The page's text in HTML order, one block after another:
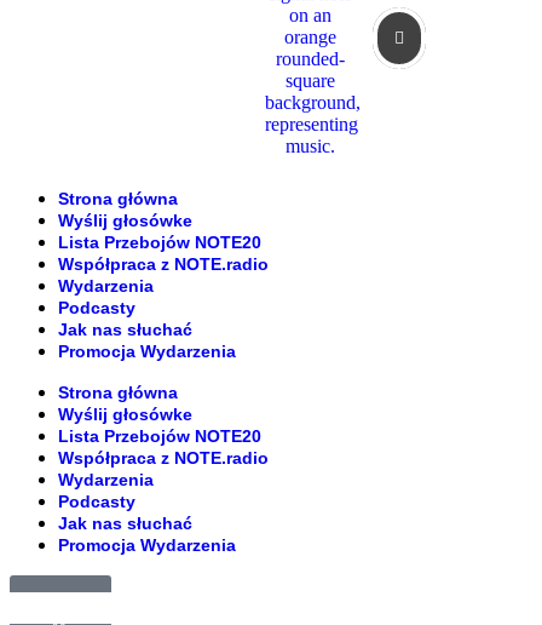
Strona główna
Wyślij głosówke
Lista Przebojów NOTE20
Współpraca z NOTE.radio
Wydarzenia
Podcasty
Jak nas słuchać
Promocja Wydarzenia
Strona główna
Wyślij głosówke
Lista Przebojów NOTE20
Współpraca z NOTE.radio
Wydarzenia
Podcasty
Jak nas słuchać
Promocja Wydarzenia
£0.00